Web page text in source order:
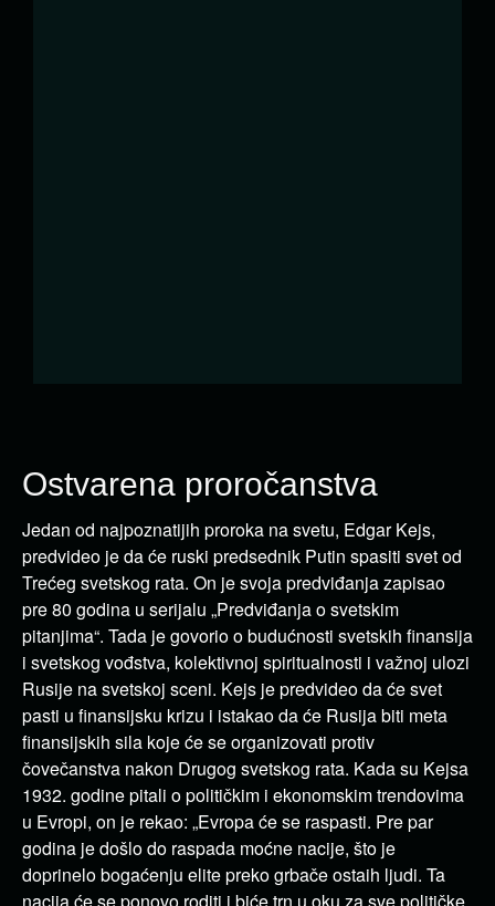
Ostvarena proročanstva
Jedan od najpoznatijih proroka na svetu, Edgar Kejs,
predvideo je da će ruski predsednik Putin spasiti svet od
Trećeg svetskog rata. On je svoja predviđanja zapisao
pre 80 godina u serijalu „Predviđanja o svetskim
pitanjima“. Tada je govorio o budućnosti svetskih finansija
i svetskog vođstva, kolektivnoj spiritualnosti i važnoj ulozi
Rusije na svetskoj sceni. Kejs je predvideo da će svet
pasti u finansijsku krizu i istakao da će Rusija biti meta
finansijskih sila koje će se organizovati protiv
čovečanstva nakon Drugog svetskog rata. Kada su Kejsa
1932. godine pitali o političkim i ekonomskim trendovima
u Evropi, on je rekao: „Evropa će se raspasti. Pre par
godina je došlo do raspada moćne nacije, što je
doprinelo bogaćenju elite preko grbače ostaih ljudi. Ta